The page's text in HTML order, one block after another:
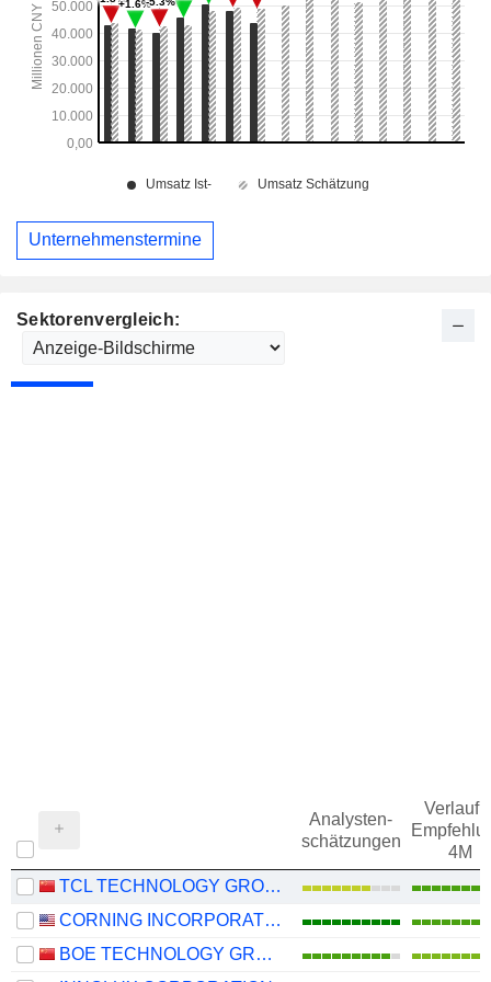
Sektorenvergleich:
Analysten-
schätzungen
Verlauf
4M
TCL TECHNOLOGY GROUP CORPORATION
CORNING INCORPORATED
BOE TECHNOLOGY GROUP COMPANY LIMITED
Unternehmenstermine